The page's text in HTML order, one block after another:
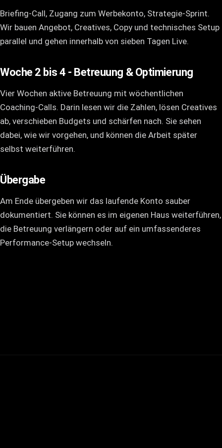
Briefing-Call, Zugang zum Werbekonto, Strategie-Sprint.
Wir bauen Angebot, Creatives, Copy und technisches Setup
parallel und gehen innerhalb von sieben Tagen Live.
Woche 2 bis 4 - Betreuung & Optimierung
Vier Wochen aktive Betreuung mit wöchentlichen
Coaching-Calls. Darin lesen wir die Zahlen, lösen Creatives
ab, verschieben Budgets und schärfen nach. Sie sehen
dabei, wie wir vorgehen, und können die Arbeit später
selbst weiterführen.
Übergabe
Am Ende übergeben wir das laufende Konto sauber
dokumentiert. Sie können es im eigenen Haus weiterführen,
die Betreuung verlängern oder auf ein umfassenderes
Performance-Setup wechseln.